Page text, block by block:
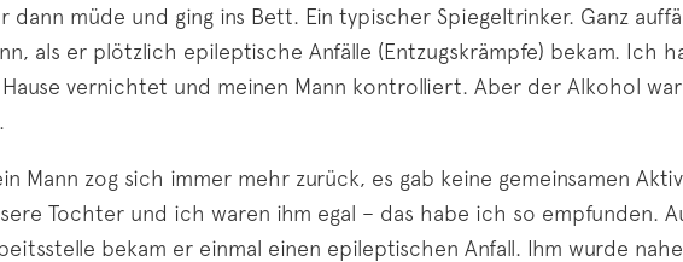
dann müde und ging ins Bett. Ein typischer Spiegeltrinker. Ganz
als er plötzlich epileptische Anfälle (Entzugskrämpfe) bekam. Ich
Hause vernichtet und meinen Mann kontrolliert. Aber der Alkohol
Mann zog sich immer mehr zurück, es gab keine gemeinsamen
Tochter und ich waren ihm egal – das habe ich so empfunden.
bekam er einmal einen epileptischen Anfall. Ihm wurde